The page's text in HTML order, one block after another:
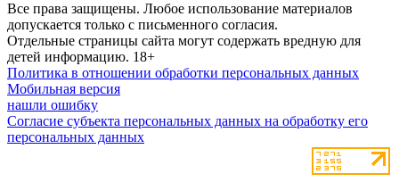
Все права защищены. Любое использование материалов
допускается только с письменного согласия.
Отдельные страницы сайта могут содержать вредную для
детей информацию. 18+
Политика в отношении обработки персональных данных
Мобильная версия
нашли ошибку
Согласие субъекта персональных данных на обработку его
персональных данных